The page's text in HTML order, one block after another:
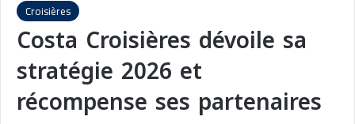
Croisières
Costa Croisières dévoile sa
stratégie 2026 et
récompense ses partenaires